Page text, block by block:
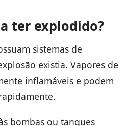
ter explodido?
sistemas de
existia. Vapores de
inflamáveis e podem
bombas ou tanques